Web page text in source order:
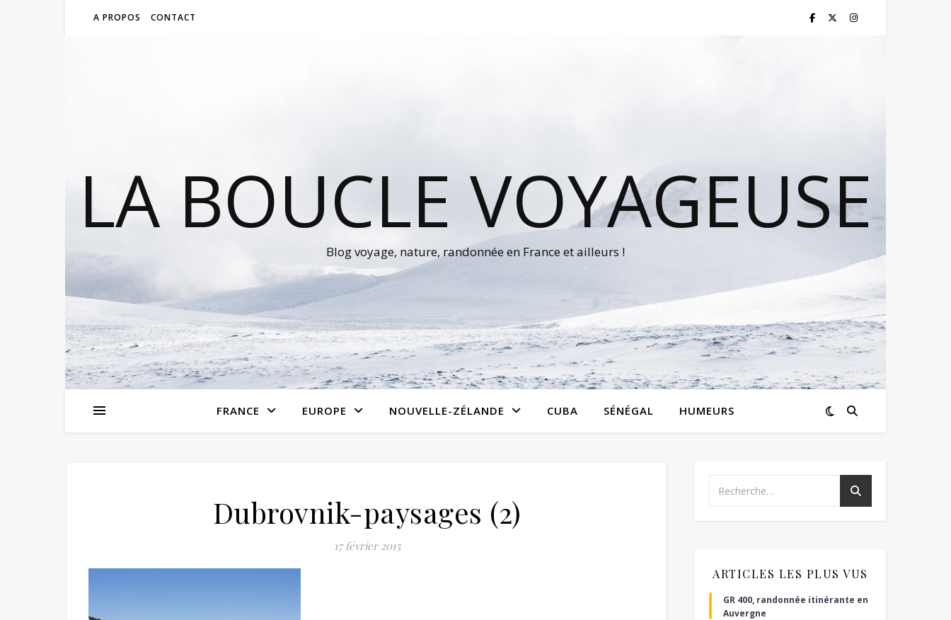
A PROPOS CONTACT
LA BOUCLE VOYAGEUSE
Blog voyage, nature, randonnée en France et ailleurs !
FRANCE EUROPE NOUVELLE-ZÉLANDE CUBA SÉNÉGAL HUMEURS
Dubrovnik-paysages (2)
17 février 2015
ARTICLES LES PLUS VUS
GR 400, randonnée itinérante en
Auvergne